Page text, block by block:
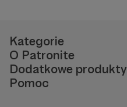
Kategorie
O Patronite
Dodatkowe produkty
Pomoc